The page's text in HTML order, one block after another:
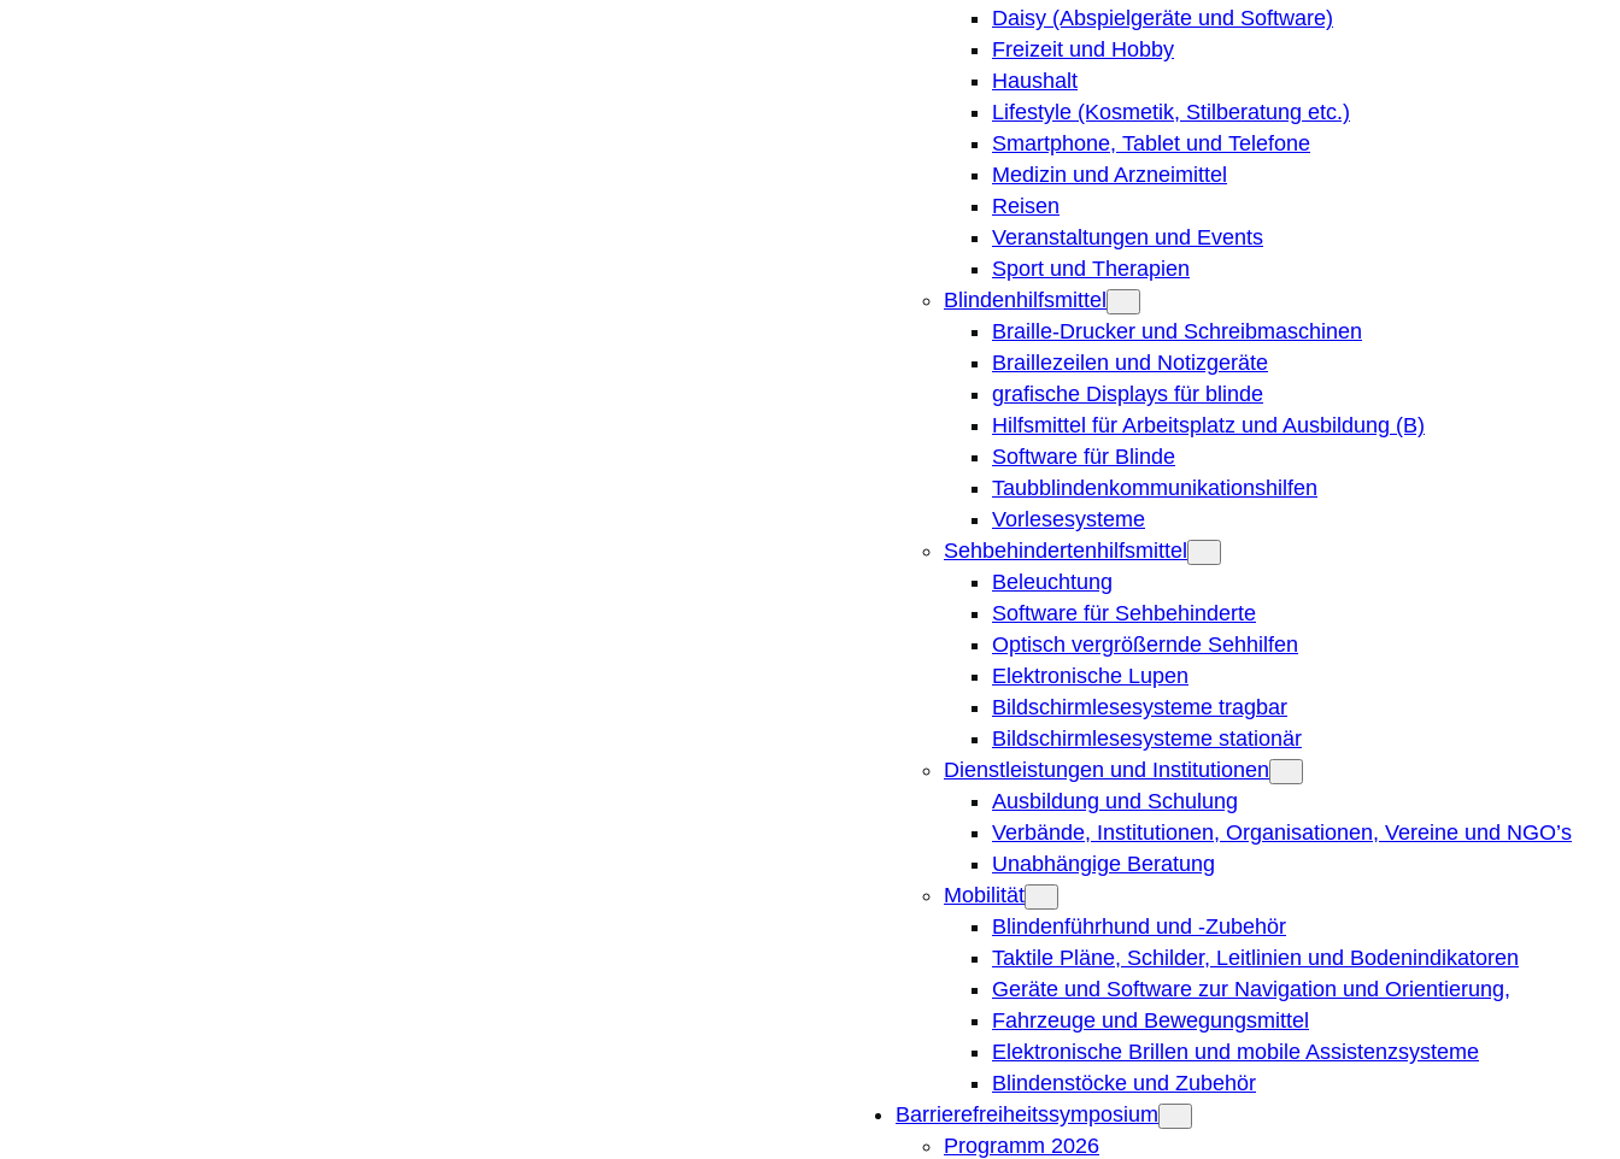
Daisy (Abspielgeräte und Software)
Freizeit und Hobby
Haushalt
Lifestyle (Kosmetik, Stilberatung etc.)
Smartphone, Tablet und Telefone
Medizin und Arzneimittel
Reisen
Veranstaltungen und Events
Sport und Therapien
Blindenhilfsmittel
Braille-Drucker und Schreibmaschinen
Braillezeilen und Notizgeräte
grafische Displays für blinde
Hilfsmittel für Arbeitsplatz und Ausbildung (B)
Software für Blinde
Taubblindenkommunikationshilfen
Vorlesesysteme
Sehbehindertenhilfsmittel
Beleuchtung
Software für Sehbehinderte
Optisch vergrößernde Sehhilfen
Elektronische Lupen
Bildschirmlesesysteme tragbar
Bildschirmlesesysteme stationär
Dienstleistungen und Institutionen
Ausbildung und Schulung
Verbände, Institutionen, Organisationen, Vereine und NGO’s
Unabhängige Beratung
Mobilität
Blindenführhund und -Zubehör
Taktile Pläne, Schilder, Leitlinien und Bodenindikatoren
Geräte und Software zur Navigation und Orientierung,
Fahrzeuge und Bewegungsmittel
Elektronische Brillen und mobile Assistenzsysteme
Blindenstöcke und Zubehör
Barrierefreiheitssymposium
Programm 2026